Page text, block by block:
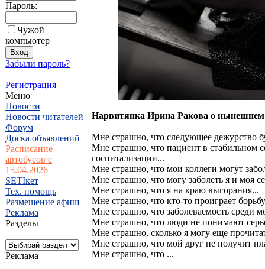
Пароль:
Чужой
компьютер
Забыли пароль?
Регистрация
Меню
Новости
Новости читателей
Форум
Доска объявлений
Расписание
автобусов с
15.04.2026
SETIкет
Тех. помощь
Размещение афиш
Реклама
Разделы
Реклама
Нарвитянка Ирина Ракова о нынешнем
Мне страшно, что следующее дежурство
Мне страшно, что пациент в стабильном
госпитализации...
Мне страшно, что мои коллеги могут
Мне страшно, что могу заболеть я и моя
Мне страшно, что я на краю выгорания...
Мне страшно, что кто-то проиграет
Мне страшно, что заболеваемость среди
Мне страшно, что люди не понимают
Мне страшно, сколько я могу еще
Мне страшно, что мой друг не получит
Мне страшно, что ...